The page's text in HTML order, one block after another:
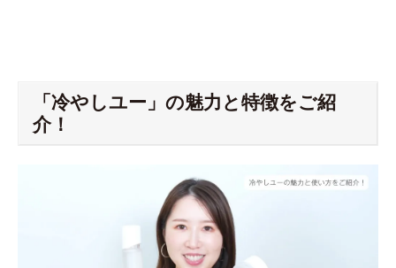
「冷やしユー」の魅力と特徴をご紹
介！